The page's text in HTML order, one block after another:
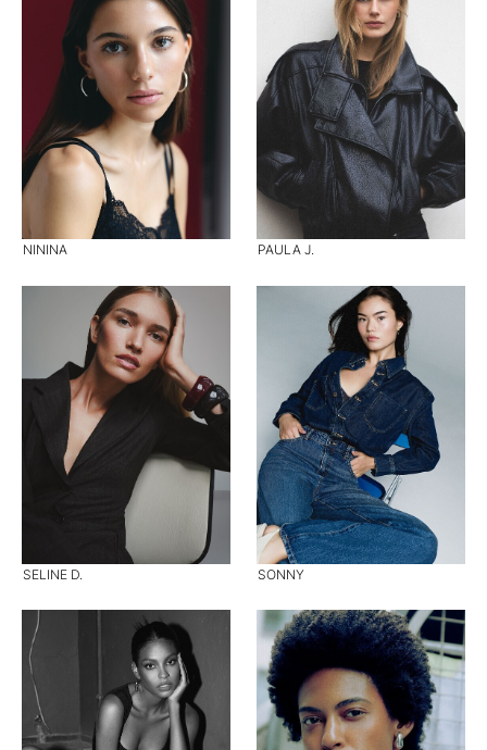
NININA PAULA J.
SELINE D. SONNY